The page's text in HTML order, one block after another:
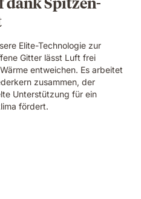
Elite-Technologie zur
Gitter lässt Luft frei
entweichen. Es arbeitet
zusammen, der
Unterstützung für ein
fördert.